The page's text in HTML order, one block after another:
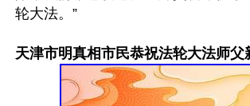
轮大法。”
天津市明真相市民恭祝法轮大法师父